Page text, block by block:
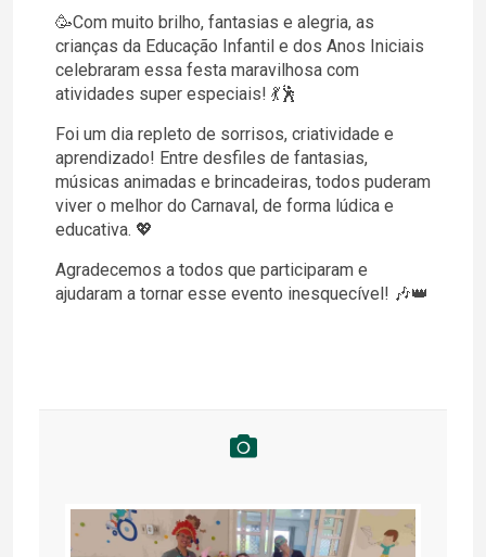
🥳Com muito brilho, fantasias e alegria, as
crianças da Educação Infantil e dos Anos Iniciais
celebraram essa festa maravilhosa com
atividades super especiais! 💃🕺
Foi um dia repleto de sorrisos, criatividade e
aprendizado! Entre desfiles de fantasias,
músicas animadas e brincadeiras, todos puderam
viver o melhor do Carnaval, de forma lúdica e
educativa. 💖
Agradecemos a todos que participaram e
ajudaram a tornar esse evento inesquecível! 🎶👑